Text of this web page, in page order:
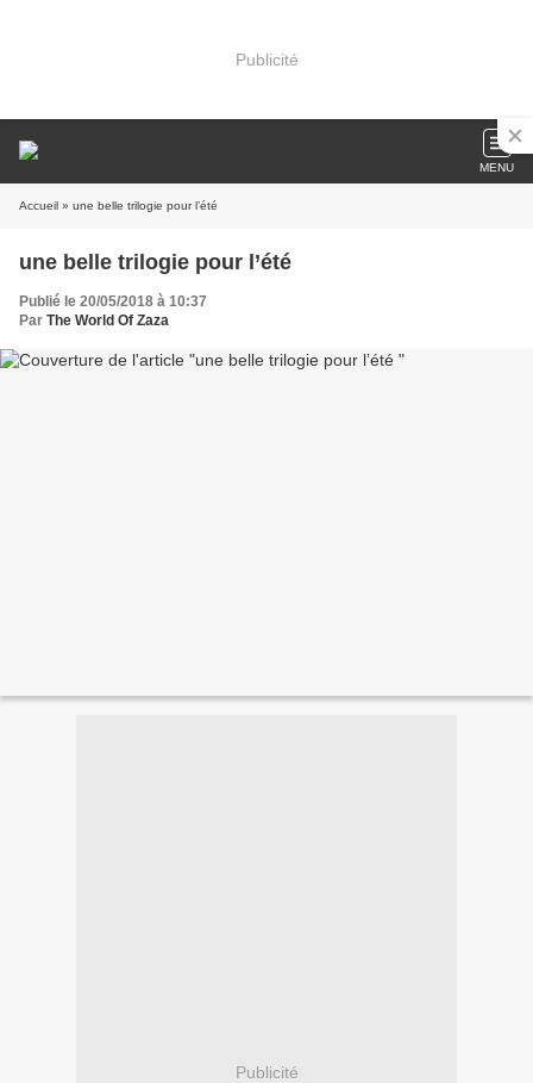
Publicité
MENU
Accueil » une belle trilogie pour l’été
une belle trilogie pour l’été
Publié le 20/05/2018 à 10:37
Par The World Of Zaza
Publicité